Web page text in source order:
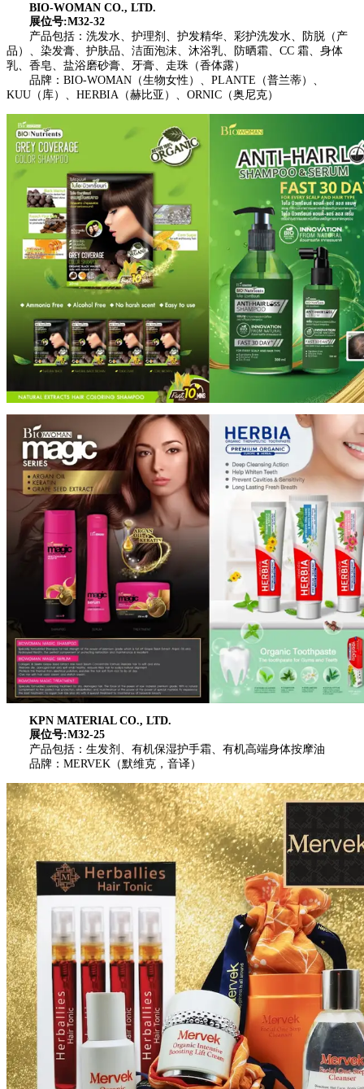
BIO-WOMAN CO., LTD.
展位号:M32-32
产品包括：洗发水、护理剂、护发精华、彩护洗发水、防脱（产
品）、染发膏、护肤品、洁面泡沫、沐浴乳、防晒霜、CC 霜、身体
乳、香皂、盐浴磨砂膏、牙膏、走珠（香体露）
品牌：BIO-WOMAN（生物女性）、PLANTE（普兰蒂）、
KUU（库）、HERBIA（赫比亚）、ORNIC（奥尼克）
KPN MATERIAL CO., LTD.
展位号:M32-25
产品包括：生发剂、有机保湿护手霜、有机高端身体按摩油
品牌：MERVEK（默维克，音译）